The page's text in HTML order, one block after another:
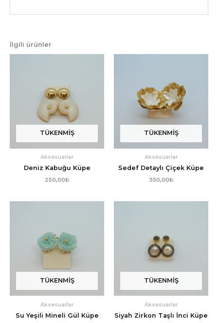
İlgili ürünler
TÜKENMIŞ
Aksesuarlar
Deniz Kabuğu Küpe
250,00₺
TÜKENMIŞ
Aksesuarlar
Sedef Detaylı Çiçek Küpe
350,00₺
TÜKENMIŞ
Aksesuarlar
Su Yeşili Mineli Gül Küpe
TÜKENMIŞ
Aksesuarlar
Siyah Zirkon Taşlı İnci Küpe